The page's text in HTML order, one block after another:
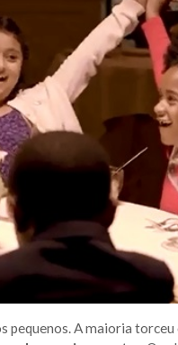
pequenos. A maioria torceu